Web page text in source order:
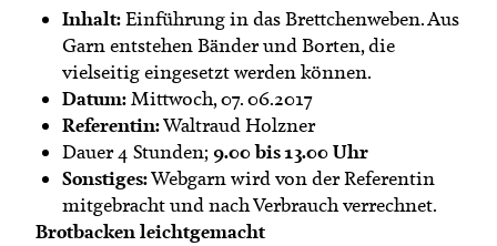
Inhalt:Einführung in das Brettchenweben. Aus
Garn entstehen Bänder und Borten, die
vielseitig eingesetzt werden können.
Datum:Mittwoch, 07. 06.2017
Referentin:Waltraud Holzner
Dauer 4 Stunden;9.00 bis 13.00 Uhr
Sonstiges:Webgarn wird von der Referentin
mitgebracht und nach Verbrauch verrechnet.
Brotbacken leichtgemacht